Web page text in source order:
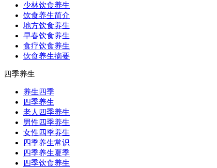
少林饮食养生
饮食养生简介
地方饮食养生
早春饮食养生
食疗饮食养生
饮食养生摘要
四季养生
养生四季
四季养生
老人四季养生
男性四季养生
女性四季养生
四季养生常识
四季养生夏季
四季饮食养生